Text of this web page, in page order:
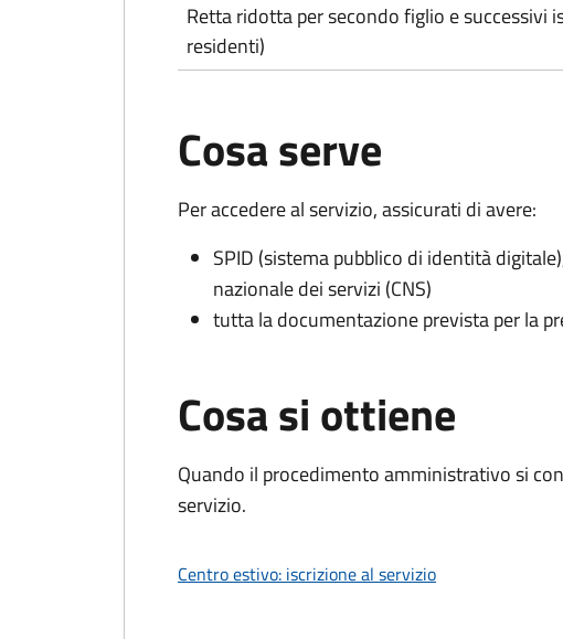
Retta ridotta per secondo figlio e successivi
residenti)
Cosa serve
Per accedere al servizio, assicurati di avere:
SPID (sistema pubblico di identità
nazionale dei servizi (CNS)
tutta la documentazione prevista per la
Cosa si ottiene
Quando il procedimento amministrativo si
servizio.
Centro estivo: iscrizione al servizio